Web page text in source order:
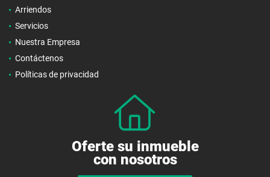
Arriendos
Servicios
Nuestra Empresa
Contáctenos
Políticas de privacidad
Oferte su inmueble
con nosotros